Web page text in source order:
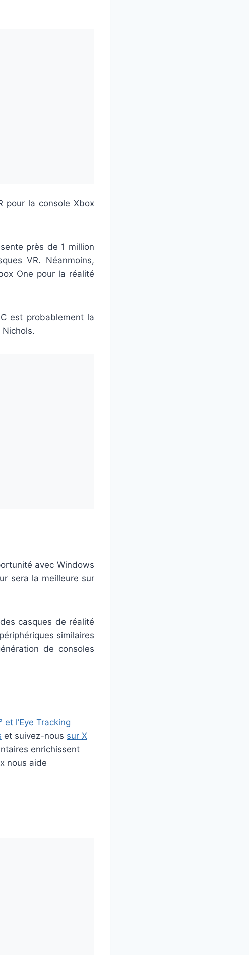
pour la console Xbox
près de 1 million
VR. Néanmoins,
One pour la réalité
est probablement la
avec Windows
sera la meilleure sur
casques de réalité
similaires
de consoles
l’Eye Tracking
et suivez-nous sur X
enrichissent
nous aide